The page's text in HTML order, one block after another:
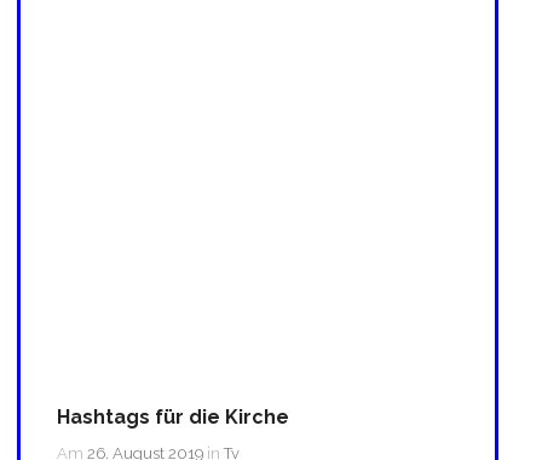
Hashtags für die Kirche
Am 26. August 2019 inTv